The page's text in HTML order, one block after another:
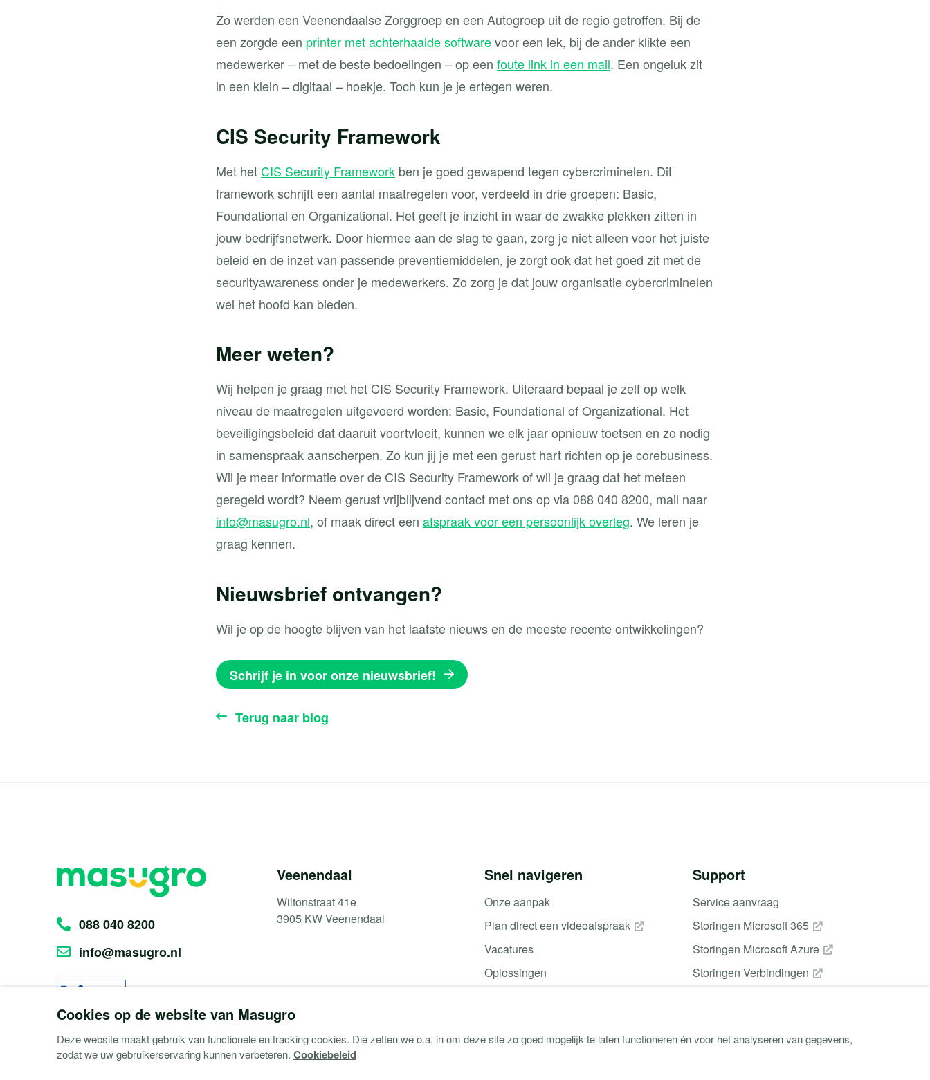
Zo werden een Veenendaalse Zorggroep en een Autogroep uit de regio getroffen. Bij de
een zorgde een printer met achterhaalde softwarevoor een lek, bij de ander klikte een
medewerker – met de beste bedoelingen – op een foute link in een mail. Een ongeluk zit
in een klein – digitaal – hoekje. Toch kun je je ertegen weren.
CIS Security Framework
Met hetCIS Security Framework ben je goed gewapend tegen cybercriminelen. Dit
framework schrijft een aantal maatregelen voor, verdeeld in drie groepen: Basic,
Foundational en Organizational. Het geeft je inzicht in waar de zwakke plekken zitten in
jouw bedrijfsnetwerk. Door hiermee aan de slag te gaan, zorg je niet alleen voor het juiste
beleid en de inzet van passende preventiemiddelen, je zorgt ook dat het goed zit met de
securityawareness onder je medewerkers. Zo zorg je dat jouw organisatie cybercriminelen
wel het hoofd kan bieden.
Meer weten?
Wij helpen je graag met het CIS Security Framework. Uiteraard bepaal je zelf op welk
niveau de maatregelen uitgevoerd worden: Basic, Foundational of Organizational. Het
beveiligingsbeleid dat daaruit voortvloeit, kunnen we elk jaar opnieuw toetsen en zo nodig
in samenspraak aanscherpen. Zo kun jij je met een gerust hart richten op je corebusiness.
Wil je meer informatie over de CIS Security Framework of wil je graag dat het meteen
geregeld wordt? Neem gerust vrijblijvend contact met ons op via 088 040 8200, mail naar
info@masugro.nl, of maak direct een afspraak voor een persoonlijk overleg. We leren je
graag kennen.
Nieuwsbrief ontvangen?
Wil je op de hoogte blijven van het laatste nieuws en de meeste recente ontwikkelingen?
Schrijf je in voor onze nieuwsbrief!
Terug naar blog
088 040 8200
info@masugro.nl
Veenendaal
Wiltonstraat 41e
3905 KW Veenendaal
Snel navigeren
Onze aanpak
Plan direct een videoafspraak
Vacatures
Oplossingen
Webshop (Copaco)
Support
Service aanvraag
Storingen Microsoft 365
Storingen Microsoft Azure
Storingen Verbindingen
Responsible disclosure
Cookies op de website van Masugro
Deze website maakt gebruik van functionele en tracking cookies. Die zetten we o.a. in om deze site zo goed mogelijk te laten functioneren én voor het analyseren van gegevens,
zodat we uw gebruikerservaring kunnen verbeteren. Cookiebeleid